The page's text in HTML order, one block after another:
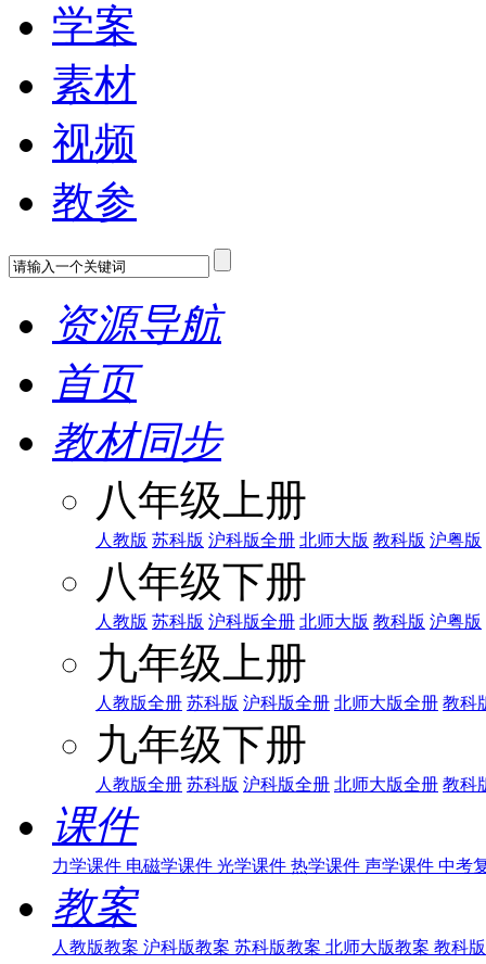
学案
素材
视频
教参
资源导航
首页
教材同步
八年级上册
人教版 苏科版 沪科版全册 北师大版 教科版 沪粤版
八年级下册
人教版 苏科版 沪科版全册 北师大版 教科版 沪粤版
九年级上册
人教版全册 苏科版 沪科版全册 北师大版全册 教科
九年级下册
人教版全册 苏科版 沪科版全册 北师大版全册 教科
课件
力学课件 电磁学课件 光学课件 热学课件 声学课件 中考
教案
人教版教案 沪科版教案 苏科版教案 北师大版教案 教科